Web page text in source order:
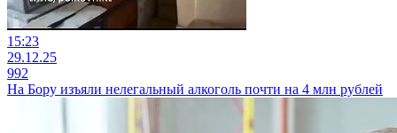
15:23
29.12.25
992
На Бору изъяли нелегальный алкоголь почти на 4 млн рублей